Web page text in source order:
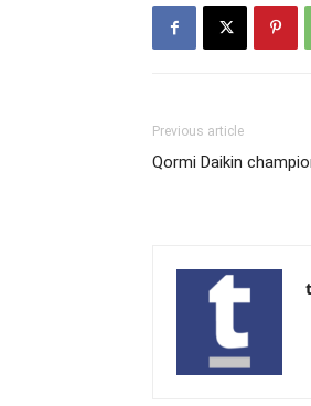
Previous article
Qormi Daikin